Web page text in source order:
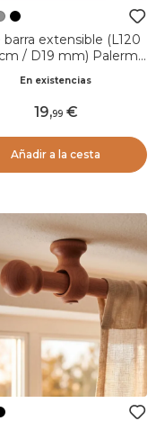
barra extensible (L120
/ D19 mm) Palermo
En existencias
19,99
Añadir a la cesta